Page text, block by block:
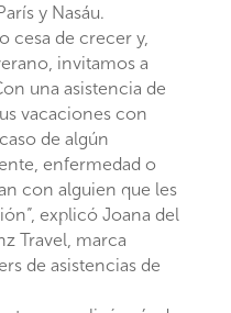
y Nasáu.
cesa de crecer y,
invitamos a
una asistencia de
vacaciones con
de algún
enfermedad o
con alguien que les
explicó Joana del
Travel, marca
de asistencias de